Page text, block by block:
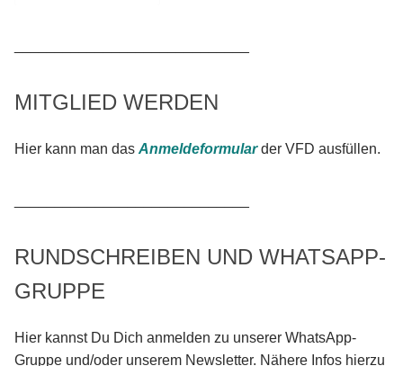
MITGLIED WERDEN
Hier kann man das Anmeldeformularder VFD ausfüllen.
RUNDSCHREIBEN UND WHATSAPP-
GRUPPE
Hier kannst Du Dich anmelden zu unserer WhatsApp-
Gruppe und/oder unserem Newsletter. Nähere Infos hierzu